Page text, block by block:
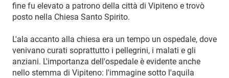
fine fu elevato a patrono della città di Vipiteno e trovò
posto nella Chiesa Santo Spirito.
L'ala accanto alla chiesa era un tempo un ospedale, dove
venivano curati soprattutto i pellegrini, i malati e gli
anziani. L'importanza dell'ospedale è evidente anche
nello stemma di Vipiteno: l'immagine sotto l'aquila